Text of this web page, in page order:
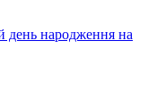
день народження на